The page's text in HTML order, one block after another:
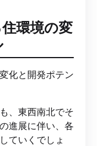
環境の変
、東西南北でそ
進展に伴い、各
ていくでしょ